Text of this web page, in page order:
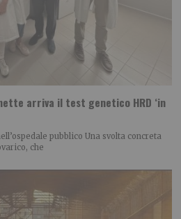
arriva il test genetico HRD ‘in
pubblico Una svolta concreta
che